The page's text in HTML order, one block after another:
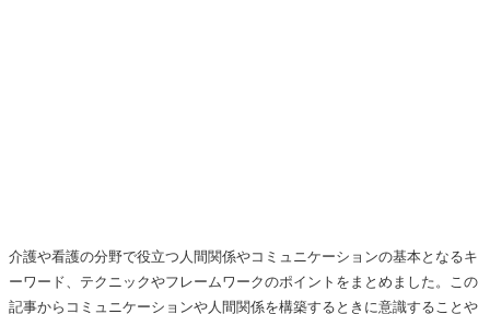
介護や看護の分野で役立つ人間関係やコミュニケーションの基本となるキ
ーワード、テクニックやフレームワークのポイントをまとめました。この
記事からコミュニケーションや人間関係を構築するときに意識することや